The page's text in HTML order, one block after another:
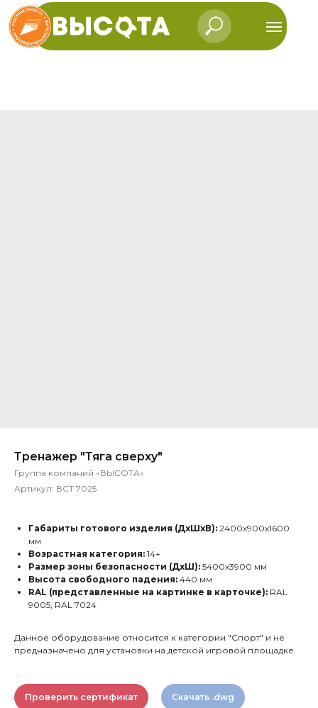
Тренажер "Тяга сверху"
Группа компаний «ВЫСОТА»
Артикул: ВСТ 7025
Габариты готового изделия (ДхШхВ): 2400х900х1600
мм
Возрастная категория: 14+
Размер зоны безопасности (ДхШ): 5400х3900 мм
Высота свободного падения: 440 мм
RAL (представленные на картинке в карточке): RAL
9005, RAL 7024
Данное оборудование относится к категории "Спорт" и не
предназначено для установки на детской игровой площадке.
Проверить сертификат Скачать .dwg